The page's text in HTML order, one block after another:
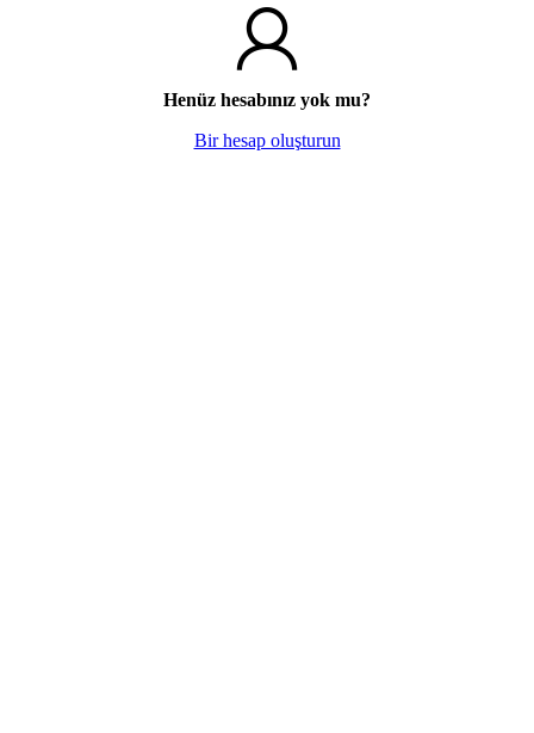
Henüz hesabınız yok mu?
Bir hesap oluşturun